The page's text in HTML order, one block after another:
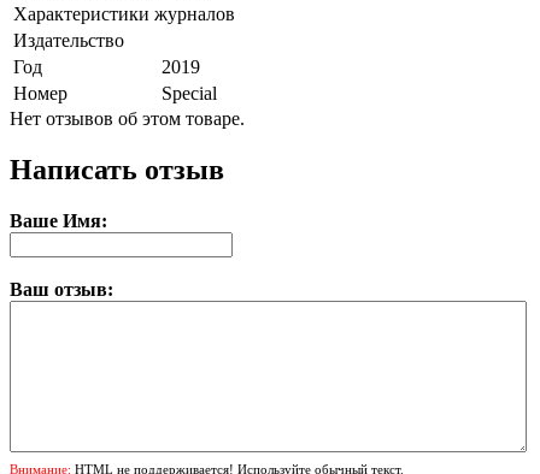
Характеристики журналов
Издательство
Год
2019
Номер
Special
Нет отзывов об этом товаре.
Написать отзыв
Ваше Имя:
Ваш отзыв:
Внимание: HTML не поддерживается! Используйте обычный текст.